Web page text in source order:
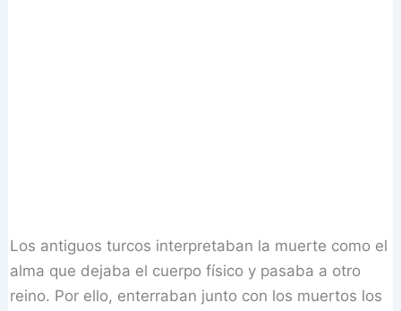
Los antiguos turcos interpretaban la muerte como el
alma que dejaba el cuerpo físico y pasaba a otro
reino. Por ello, enterraban junto con los muertos los